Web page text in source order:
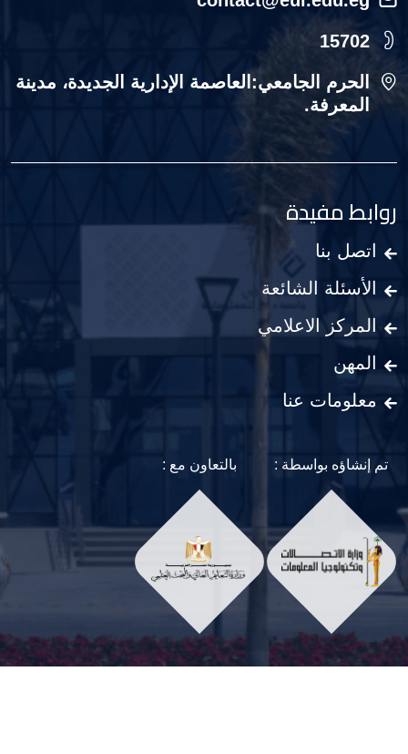
15702
الحرم الجامعي:العاصمة الإدارية الجديدة، مدينة
المعرفة.
روابط مفيدة
اتصل بنا
الأسئلة الشائعة
المركز الاعلامي
المهن
معلومات عنا
تم إنشاؤه بواسطة : بالتعاون مع :